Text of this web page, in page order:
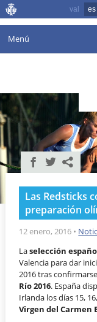
val es
Menú
Agenda
Instalaciones
Comunicación
Valencia en deporte
Portal de Transparencia
Reservas
Las Redsticks
preparación
12 enero, 2016 •
Laselección
Valencia para dar
2016 tras
Río 2016. España
Irlanda los días 15,
Virgen del Carmen